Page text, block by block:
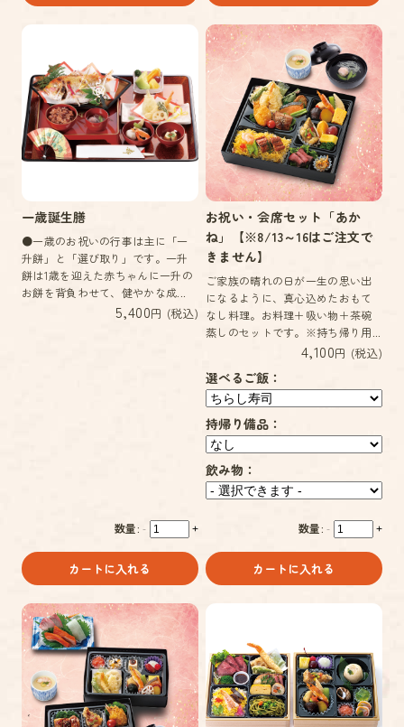
一歳誕生膳
●一歳のお祝いの行事は主に「一
升餅」と「選び取り」です。一升
餅は1歳を迎えた赤ちゃんに一升の
お餅を背負わせて、健やかな成...
5,400円 (税込)
数量: - +
カートに入れる
お祝い・会席セット「あか
ね」【※8/13～16はご注文で
きません】
ご家族の晴れの日が一生の思い出
になるように、真心込めたおもて
なし料理。お料理＋吸い物＋茶碗
蒸しのセットです。※持ち帰り用...
4,100円 (税込)
選べるご飯：
持帰り備品：
飲み物：
数量: - +
カートに入れる